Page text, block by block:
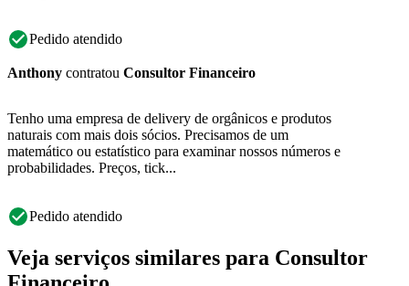
Pedido atendido
Anthony contratou Consultor Financeiro
Tenho uma empresa de delivery de orgânicos e produtos
naturais com mais dois sócios. Precisamos de um
matemático ou estatístico para examinar nossos números e
probabilidades. Preços, tick...
Pedido atendido
Veja serviços similares para Consultor